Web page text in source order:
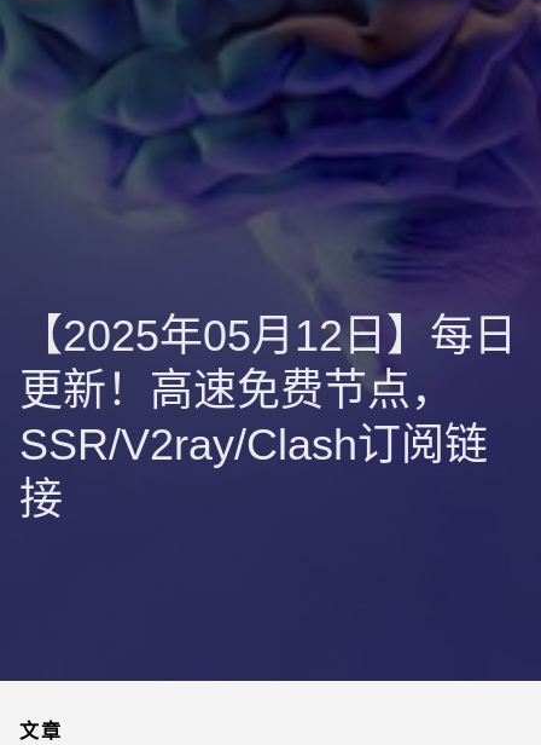
【2025年05月12日】每日
更新！高速免费节点，
SSR/V2ray/Clash订阅链
接
文章